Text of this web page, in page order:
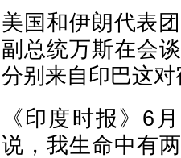
美国和伊朗代表
副总统万斯在会
分别来自印巴这对
《印度时报》6
说，我生命中有